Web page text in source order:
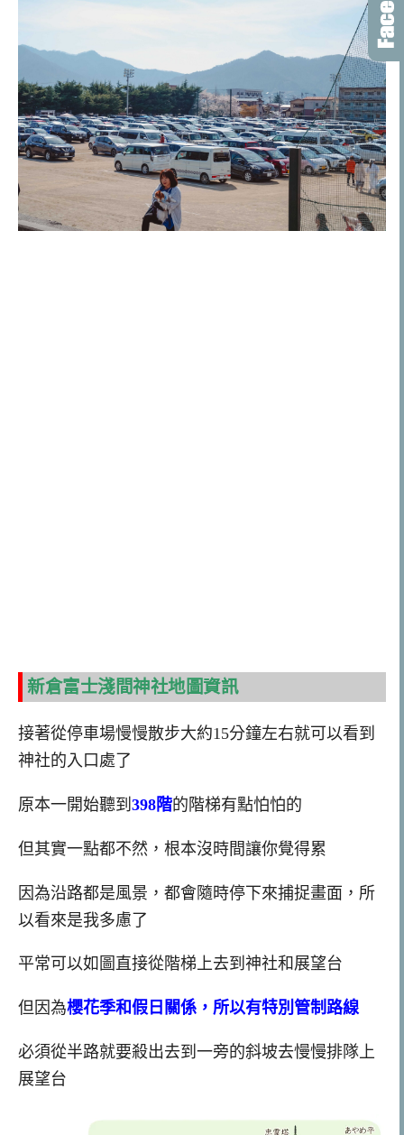
新倉富士淺間神社地圖資訊
接著從停車場慢慢散步大約15分鐘左右就可以看到
神社的入口處了
原本一開始聽到 398階的階梯有點怕怕的
但其實一點都不然，根本沒時間讓你覺得累
因為沿路都是風景，都會隨時停下來捕捉畫面，所
以看來是我多慮了
平常可以如圖直接從階梯上去到神社和展望台
但因為櫻花季和假日關係，所以有特別管制路線
必須從半路就要殺出去到一旁的斜坡去慢慢排隊上
展望台